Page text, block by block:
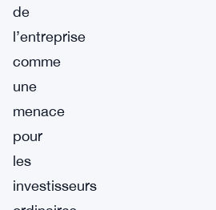
de
l’entreprise
comme
une
menace
pour
les
investisseurs